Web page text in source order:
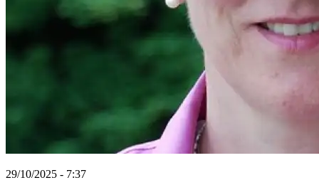
29/10/2025 - 7:37